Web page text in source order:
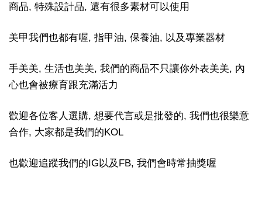
商品, 特殊設計品, 還有很多素材可以使用
美甲我們也都有喔, 指甲油, 保養油, 以及專業器材
手美美, 生活也美美, 我們的商品不只讓你外表美美, 內
心也會被療育跟充滿活力
歡迎各位客人選購, 想要代言或是批發的, 我們也很樂意
合作, 大家都是我們的KOL
也歡迎追蹤我們的IG以及FB, 我們會時常抽獎喔